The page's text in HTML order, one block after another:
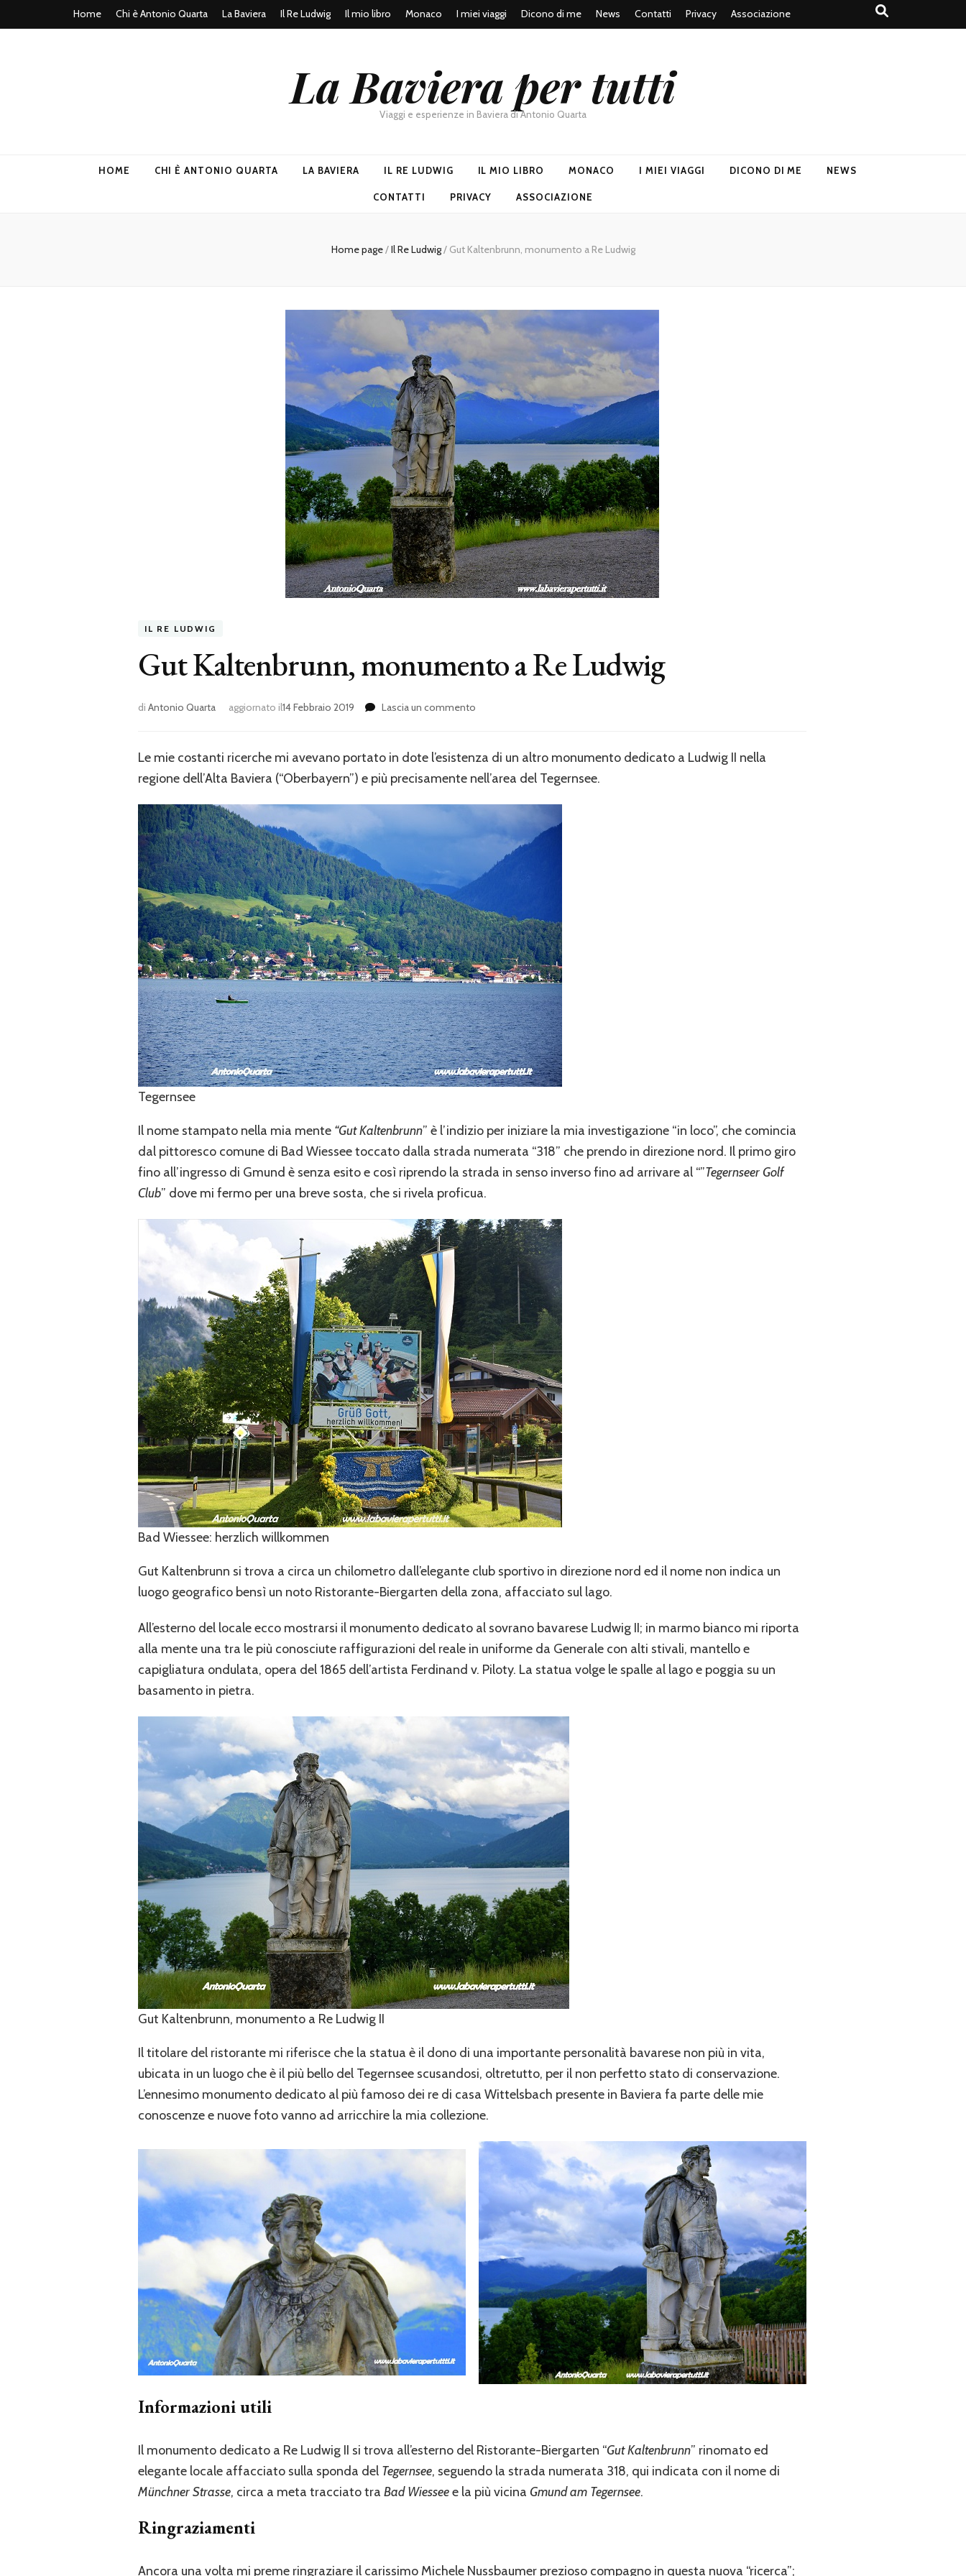
Home Chi è Antonio Quarta La Baviera Il Re Ludwig Il mio libro Monaco I miei viaggi Dicono di me News Contatti Privacy Associazione
La Baviera per tutti
Viaggi e esperienze in Baviera di Antonio Quarta
HOME CHI È ANTONIO QUARTA LA BAVIERA IL RE LUDWIG IL MIO LIBRO MONACO I MIEI VIAGGI DICONO DI ME NEWS
CONTATTI PRIVACY ASSOCIAZIONE
Home page/Il Re Ludwig/ Gut Kaltenbrunn, monumento a Re Ludwig
IL RE LUDWIG
Gut Kaltenbrunn, monumento a Re Ludwig
di Antonio Quarta aggiornato il14 Febbraio 2019 Lascia un commento
monumento
Re
Le mie costanti ricerche mi avevano portato in dote l’esistenza di un altro monumento dedicato a Ludwig II nella
regione dell’Alta Baviera (“Oberbayern”) e più precisamente nell’area del Tegernsee.
Tegernsee
Il nome stampato nella mia mente “Gut Kaltenbrunn” è l’indizio per iniziare la mia investigazione “in loco”, che comincia
dal pittoresco comune di Bad Wiessee toccato dalla strada numerata “318” che prendo in direzione nord. Il primo giro
fino all’ingresso di Gmund è senza esito e così riprendo la strada in senso inverso fino ad arrivare al “”Tegernseer Golf
Club” dove mi fermo per una breve sosta, che si rivela proficua.
Bad Wiessee: herzlich willkommen
Gut Kaltenbrunn si trova a circa un chilometro dall’elegante club sportivo in direzione nord ed il nome non indica un
luogo geografico bensì un noto Ristorante-Biergarten della zona, affacciato sul lago.
All’esterno del locale ecco mostrarsi il monumento dedicato al sovrano bavarese Ludwig II; in marmo bianco mi riporta
alla mente una tra le più conosciute raffigurazioni del reale in uniforme da Generale con alti stivali, mantello e
capigliatura ondulata, opera del 1865 dell’artista Ferdinand v. Piloty. La statua volge le spalle al lago e poggia su un
basamento in pietra.
Gut Kaltenbrunn, monumento a Re Ludwig II
Il titolare del ristorante mi riferisce che la statua è il dono di una importante personalità bavarese non più in vita,
ubicata in un luogo che è il più bello del Tegernsee scusandosi, oltretutto, per il non perfetto stato di conservazione.
L’ennesimo monumento dedicato al più famoso dei re di casa Wittelsbach presente in Baviera fa parte delle mie
conoscenze e nuove foto vanno ad arricchire la mia collezione.
Informazioni utili
Il monumento dedicato a Re Ludwig II si trova all’esterno del Ristorante-Biergarten “Gut Kaltenbrunn” rinomato ed
elegante locale affacciato sulla sponda del Tegernsee, seguendo la strada numerata 318, qui indicata con il nome di
Münchner Strasse, circa a meta tracciato tra Bad Wiesseee la più vicina Gmund am Tegernsee.
Ringraziamenti
Ancora una volta mi preme ringraziare il carissimo Michele Nussbaumer prezioso compagno in questa nuova “ricerca”;